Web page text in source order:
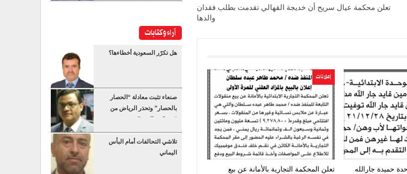
تعلن محكمة عيال سريح أن خديجة القهالي تقدمت بطلب فقدان
والدها
حميدة جارالله
إعلانات
تعلن المحكمة التجارية بالأمانة عن بيع
آراء وكتابات
هل تكرّر السعودية أخطاءها؟
صنعاء تثبت معادلة “الحصار
بالحصار” وتحذر الرياض من
“عسكرة البحر”
تلاشي التحالفات أمام البأس
اليماني